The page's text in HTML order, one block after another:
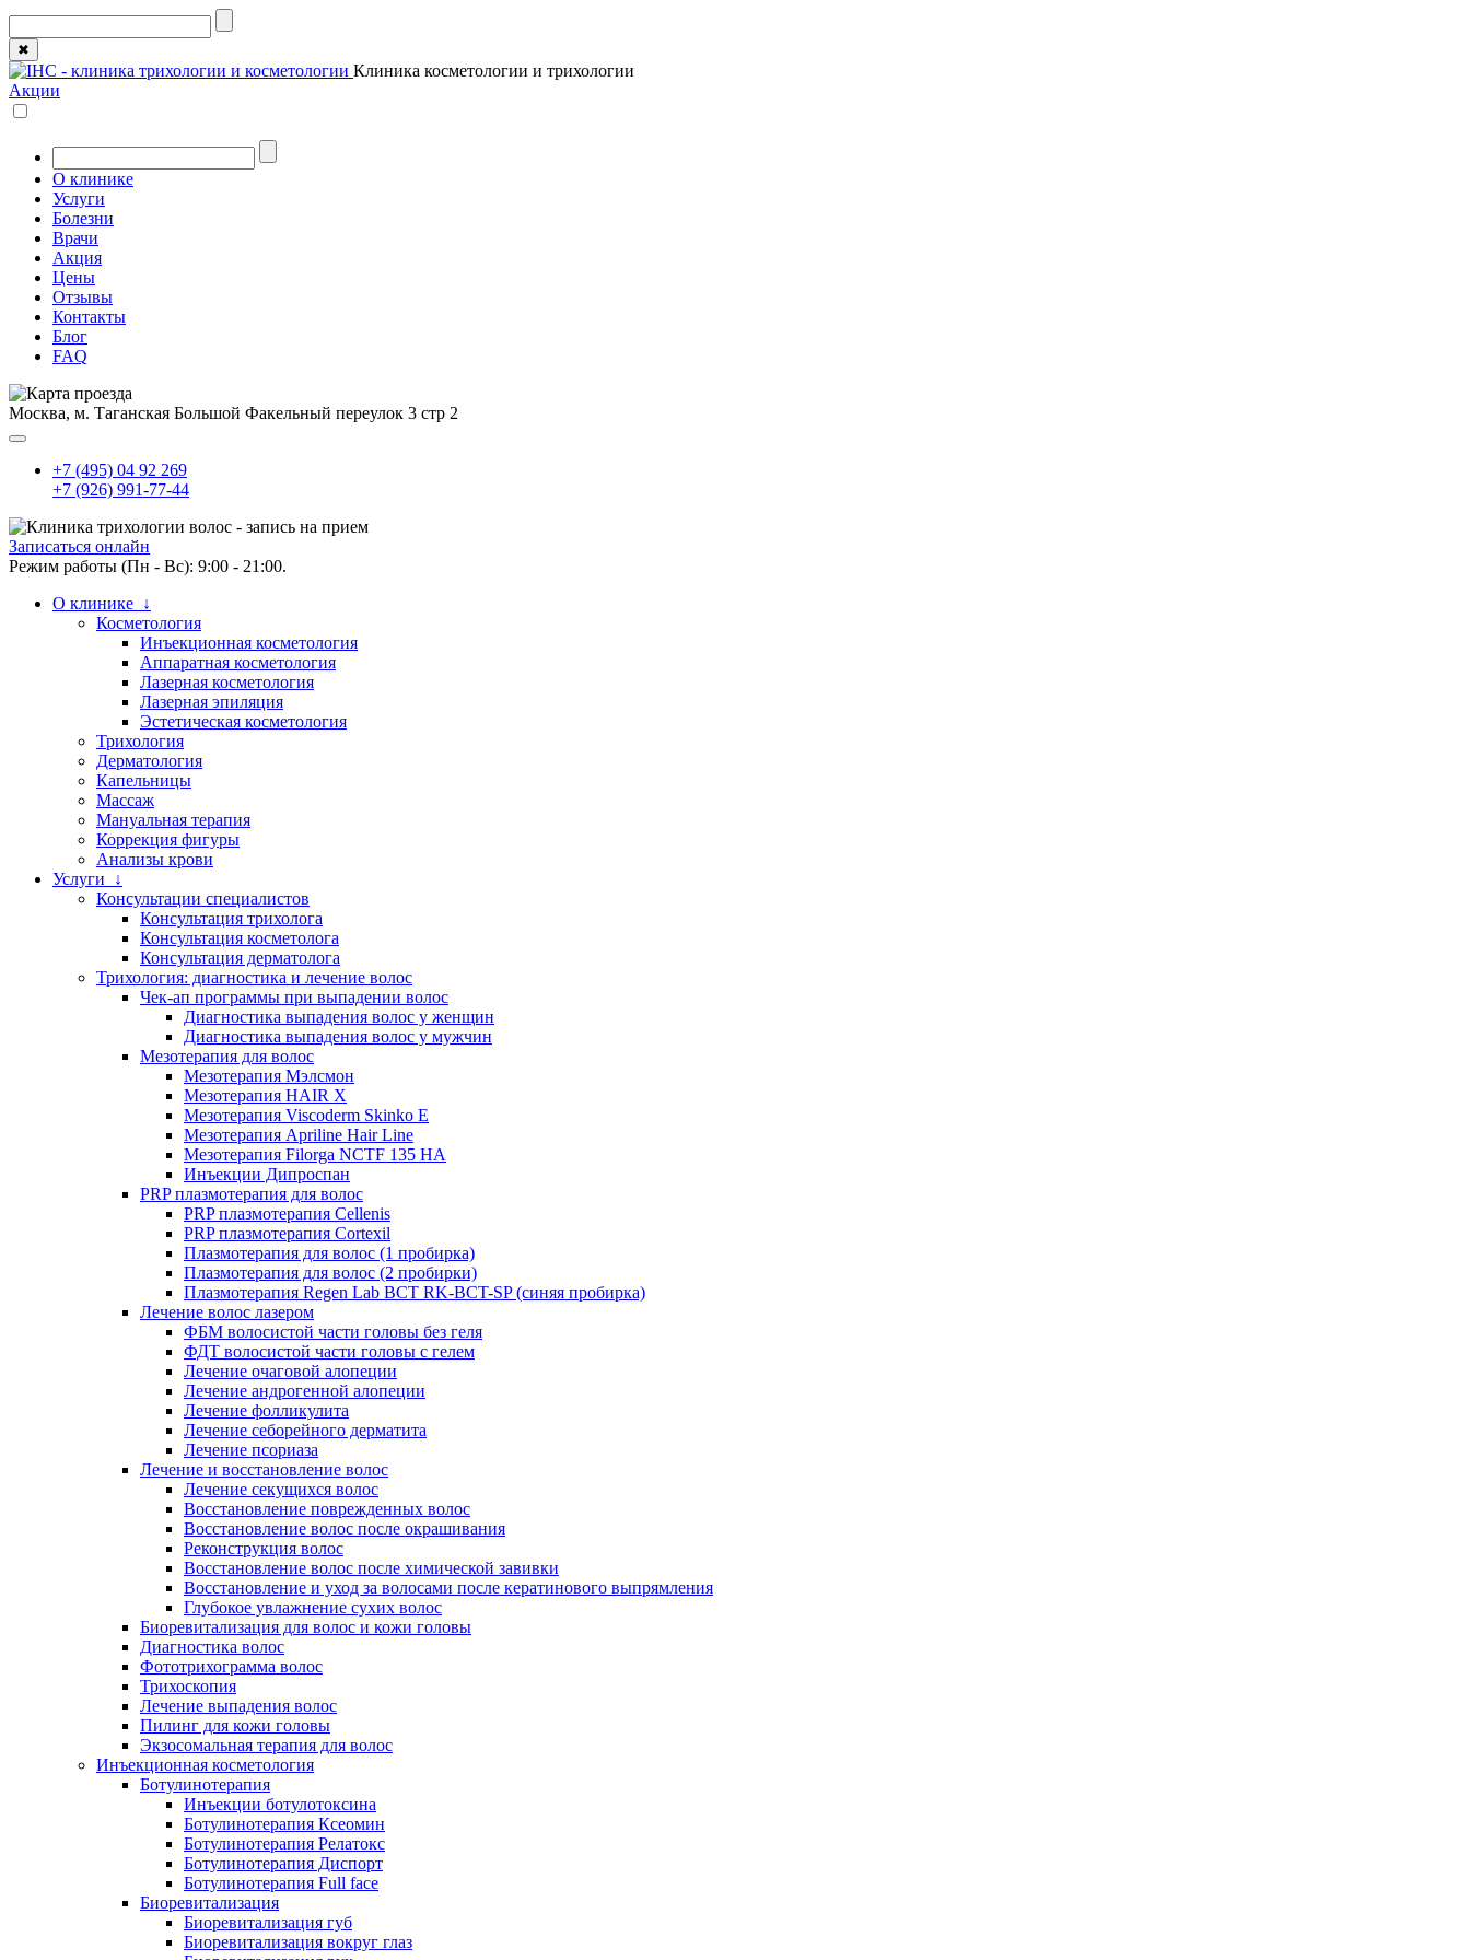
✖
Клиника косметологии и трихологии
Акции
О клинике
Услуги
Болезни
Врачи
Акция
Цены
Отзывы
Контакты
Блог
FAQ
Москва, м. Таганская Большой Факельный переулок 3 стр 2
+7 (495) 04 92 269
+7 (926) 991-77-44
Записаться онлайн
Режим работы (Пн - Вс): 9:00 - 21:00.
О клинике ↓
Косметология
Инъекционная косметология
Аппаратная косметология
Лазерная косметология
Лазерная эпиляция
Эстетическая косметология
Трихология
Дерматология
Капельницы
Массаж
Мануальная терапия
Коррекция фигуры
Анализы крови
Услуги ↓
Консультации специалистов
Консультация трихолога
Консультация косметолога
Консультация дерматолога
Трихология: диагностика и лечение волос
Чек-ап программы при выпадении волос
Диагностика выпадения волос у женщин
Диагностика выпадения волос у мужчин
Мезотерапия для волос
Мезотерапия Мэлсмон
Мезотерапия HAIR X
Мезотерапия Viscoderm Skinko E
Мезотерапия Apriline Hair Line
Мезотерапия Filorga NCTF 135 HA
Инъекции Дипроспан
PRP плазмотерапия для волос
PRP плазмотерапия Cellenis
PRP плазмотерапия Cortexil
Плазмотерапия для волос (1 пробирка)
Плазмотерапия для волос (2 пробирки)
Плазмотерапия Regen Lab BCT RK-BCT-SP (синяя пробирка)
Лечение волос лазером
ФБМ волосистой части головы без геля
ФДТ волосистой части головы с гелем
Лечение очаговой алопеции
Лечение андрогенной алопеции
Лечение фолликулита
Лечение себорейного дерматита
Лечение псориаза
Лечение и восстановление волос
Лечение секущихся волос
Восстановление поврежденных волос
Восстановление волос после окрашивания
Реконструкция волос
Восстановление волос после химической завивки
Восстановление и уход за волосами после кератинового выпрямления
Глубокое увлажнение сухих волос
Биоревитализация для волос и кожи головы
Диагностика волос
Фототрихограмма волос
Трихоскопия
Лечение выпадения волос
Пилинг для кожи головы
Экзосомальная терапия для волос
Инъекционная косметология
Ботулинотерапия
Инъекции ботулотоксина
Ботулинотерапия Ксеомин
Ботулинотерапия Релатокс
Ботулинотерапия Диспорт
Ботулинотерапия Full face
Биоревитализация
Биоревитализация губ
Биоревитализация вокруг глаз